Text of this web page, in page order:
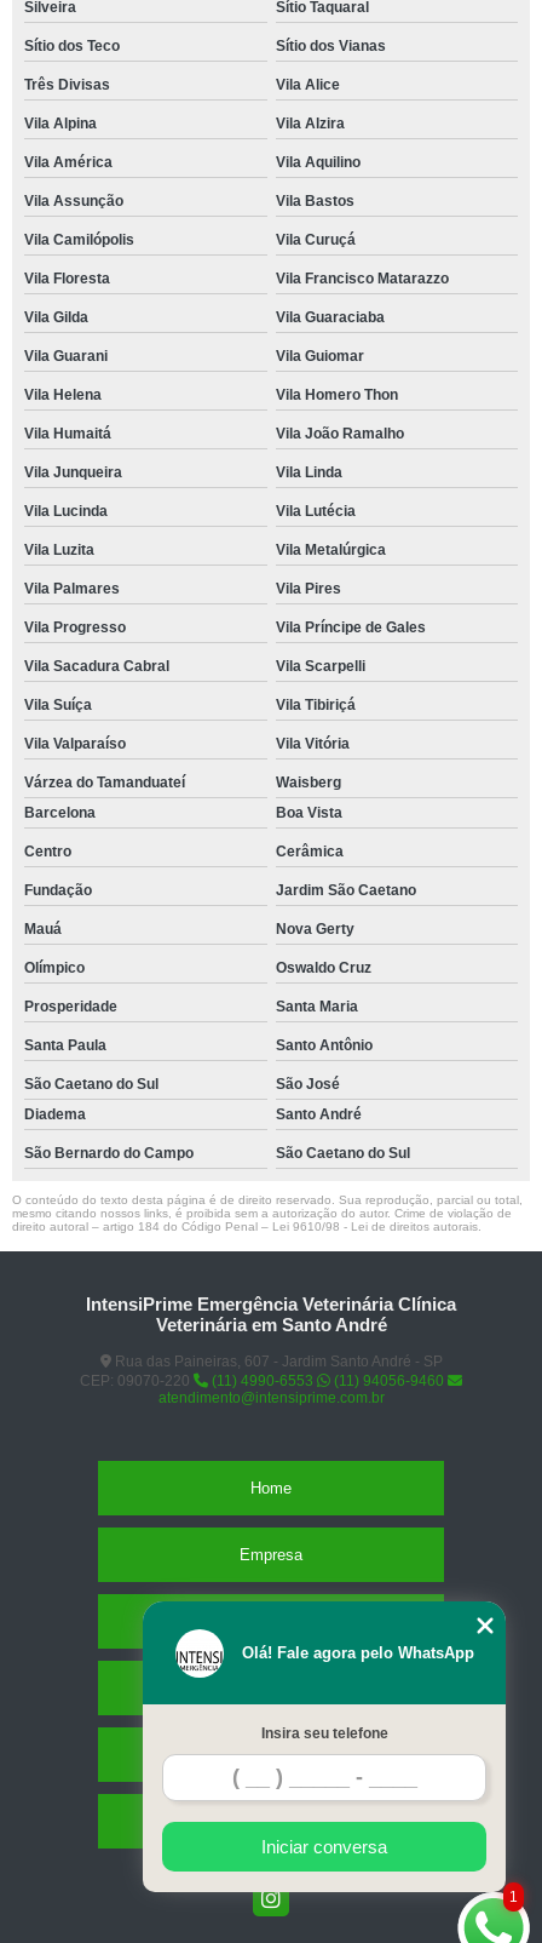
Silveira Sítio Taquaral
Sítio dos Teco Sítio dos Vianas
Três Divisas Vila Alice
Vila Alpina Vila Alzira
Vila América Vila Aquilino
Vila Assunção Vila Bastos
Vila Camilópolis Vila Curuçá
Vila Floresta Vila Francisco Matarazzo
Vila Gilda Vila Guaraciaba
Vila Guarani Vila Guiomar
Vila Helena Vila Homero Thon
Vila Humaitá Vila João Ramalho
Vila Junqueira Vila Linda
Vila Lucinda Vila Lutécia
Vila Luzita Vila Metalúrgica
Vila Palmares Vila Pires
Vila Progresso Vila Príncipe de Gales
Vila Sacadura Cabral Vila Scarpelli
Vila Suíça Vila Tibiriçá
Vila Valparaíso Vila Vitória
Várzea do Tamanduateí
Waisberg
Barcelona
Boa Vista
Centro Cerâmica
Fundação Jardim São Caetano
Mauá Nova Gerty
Olímpico Oswaldo Cruz
Prosperidade Santa Maria
Santa Paula Santo Antônio
São Caetano do Sul
São José
Diadema
Santo André
São Bernardo do Campo São Caetano do Sul
O conteúdo do texto desta página é de direito reservado. Sua reprodução, parcial ou total,
mesmo citando nossos links, é proibida sem a autorização do autor. Crime de violação de
direito autoral – artigo 184 do Código Penal – Lei 9610/98 - Lei de direitos autorais
IntensiPrime Emergência Veterinária Clínica
Veterinária em Santo André
Rua das Paineiras, 607 - Jardim Santo André - SP
CEP: 09070-220
(11) 4990-6553
(11) 94056-9460
atendimento@intensiprime.com.br
Home
Empresa
Contato
Mapa do site
1
Olá! Fale agora pelo WhatsApp
Insira seu telefone
Iniciar conversa